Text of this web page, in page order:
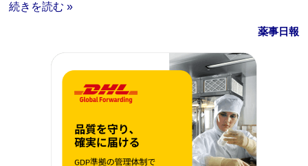
続きを読む »
薬事日報